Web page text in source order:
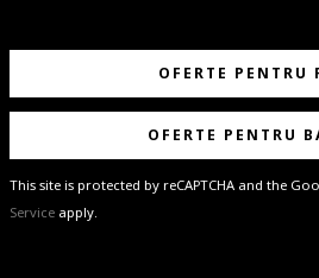
OFERTE PENTRU
OFERTE PENTRU
This site is protected by reCAPTCHA and the
Service apply.